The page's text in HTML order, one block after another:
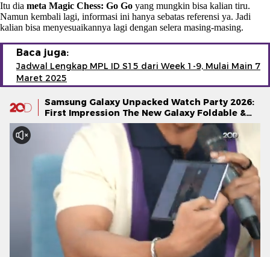
Itu dia meta Magic Chess: Go Go yang mungkin bisa kalian tiru.
Namun kembali lagi, informasi ini hanya sebatas referensi ya. Jadi
kalian bisa menyesuaikannya lagi dengan selera masing-masing.
Baca juga:
Jadwal Lengkap MPL ID S15 dari Week 1-9, Mulai Main 7
Maret 2025
Samsung Galaxy Unpacked Watch Party 2026:
First Impression The New Galaxy Foldable &
Galaxy Watch Series